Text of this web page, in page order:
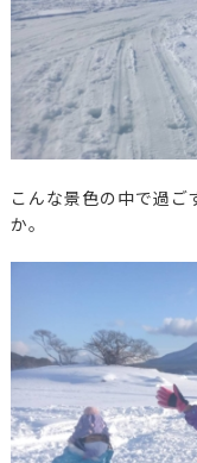
こんな景色の中で過
か。